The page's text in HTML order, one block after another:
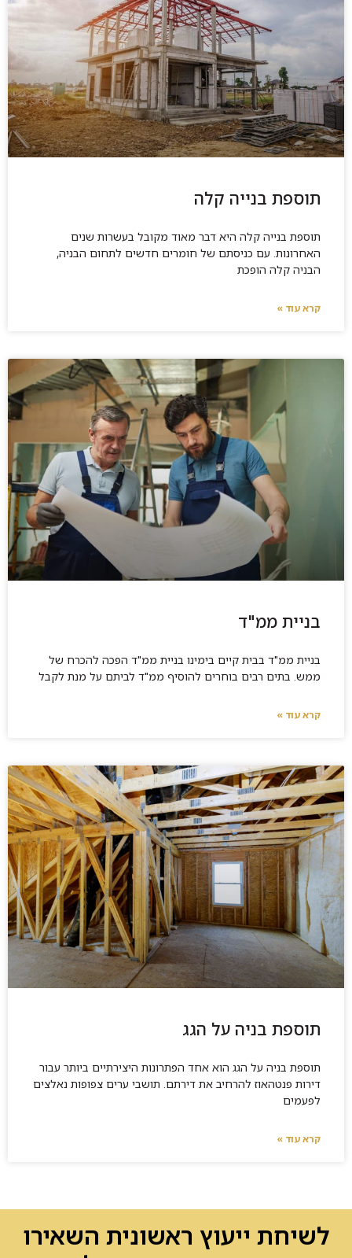
תוספת בנייה קלה
תוספת בנייה קלה היא דבר מאוד מקובל בעשרות שנים
האחרונות. עם כניסתם של חומרים חדשים לתחום הבניה,
הבניה קלה הופכת
קרא עוד »
בניית ממ"ד
בניית ממ"ד בבית קיים בימינו בניית ממ"ד הפכה להכרח של
ממש. בתים רבים בוחרים להוסיף ממ"ד לביתם על מנת לקבל
קרא עוד »
תוספת בניה על הגג
תוספת בניה על הגג הוא אחד הפתרונות היצירתיים ביותר עבור
דירות פנטהאוז להרחיב את דירתם. תושבי ערים צפופות נאלצים
לפעמים
קרא עוד »
לשיחת ייעוץ ראשונית השאירו